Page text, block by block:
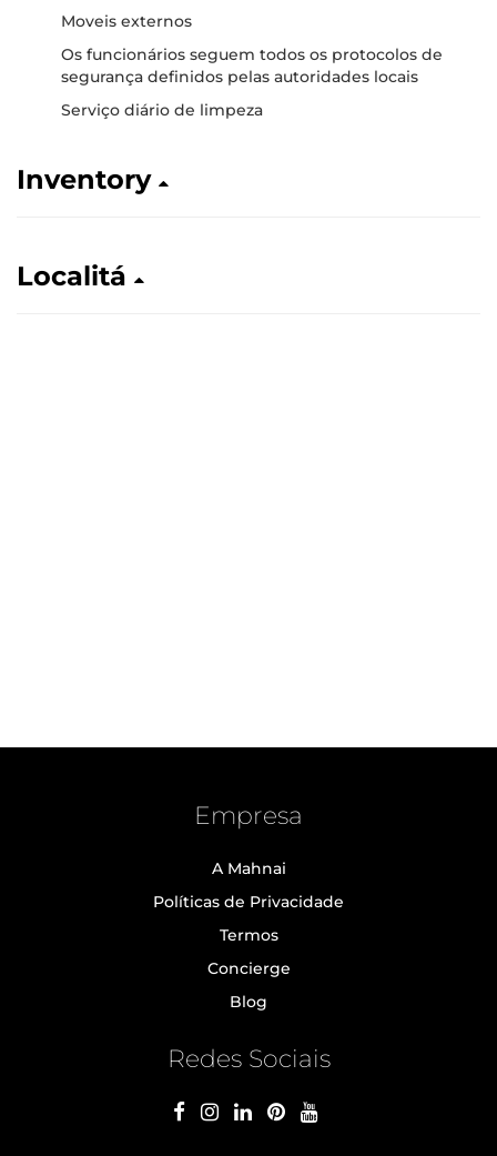
Moveis externos
Os funcionários seguem todos os protocolos de
segurança definidos pelas autoridades locais
Serviço diário de limpeza
Inventory
Localitá
Empresa
A Mahnai
Políticas de Privacidade
Termos
Concierge
Blog
Redes Sociais